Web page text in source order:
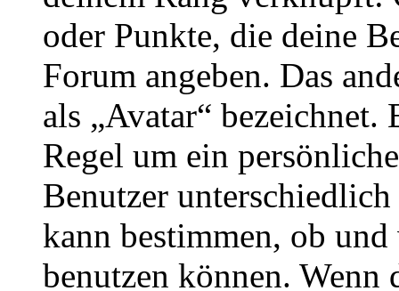
oder Punkte, die deine
Forum angeben. Das
als „Avatar“
Regel um ein
Benutzer
kann bestimmen, ob
benutzen können. Wenn